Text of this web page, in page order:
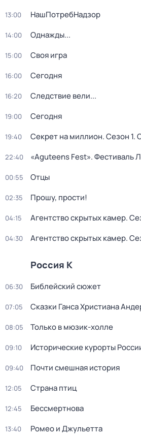
13:00 НашПотребНадзор
14:00 Однажды...
15:00 Своя игра
16:00 Сегодня
16:20 Следствие вели...
19:00 Сегодня
19:40 Секрет на миллион. Сезон 1.
22:40 «Aguteens Fest». Фестиваль
00:55 Отцы
02:35 Прошу, прости!
04:15 Агентство скрытых камер.
04:30 Агентство скрытых камер.
Россия К
06:30 Библейский сюжет
07:05 Сказки Ганса Христиана
08:05 Только в мюзик-холле
09:10 Исторические курорты
09:40 Почти смешная история
12:05 Страна птиц
12:45 Бессмертнова
13:40 Ромео и Джульетта